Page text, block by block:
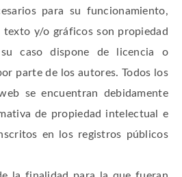
para su funcionamiento,
texto y/o gráficos son propiedad
caso dispone de licencia o
parte de los autores. Todos los
se encuentran debidamente
de propiedad intelectual e
en los registros públicos